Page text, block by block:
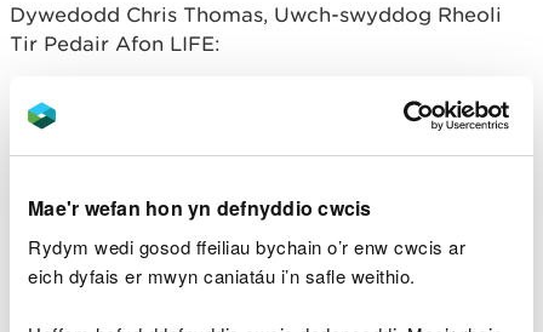
Mae'r wefan hon yn defnyddio cwcis
Rydym wedi gosod ffeiliau bychain o’r enw cwcis ar
eich dyfais er mwyn caniatáu i’n safle weithio.
Dywedodd Chris Thomas, Uwch-swyddog Rheoli
Tir Pedair Afon LIFE:
“Rydym wrth ein bodd gyda’r ymateb a’r
gefnogaeth gan y gymuned ffermio i’r
cynllun, ac yn diolch i bawb sydd wedi bod
newidiadau bach fel hyn yn gwneud
gwahaniaeth mawr i’n hafonydd a’r bywyd
gwyllt sy’n dibynnu arnyn nhw.”